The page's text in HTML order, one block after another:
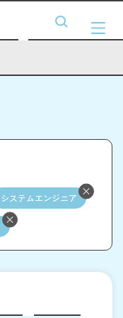
システムエンジニア